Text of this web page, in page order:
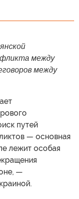
между
между
путей
— основная
лежит особая
—